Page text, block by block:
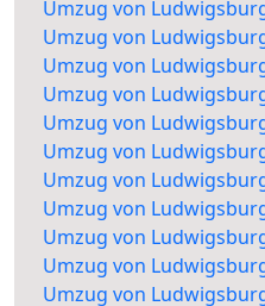
Umzug von
Umzug von
Umzug von
Umzug von
Umzug von
Umzug von
Umzug von
Umzug von
Umzug von
Umzug von
Umzug von